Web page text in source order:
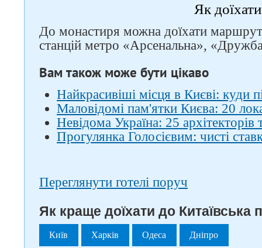
Як доїхати
До монастиря можна доїхати
станцій метро «Арсенальна»,
Вам також може бути цікаво
Найкрасивіші місця в Києві: куди
Маловідомі пам'ятки Києва: 20
Невідома Україна: 25 архітекторів
Прогулянка Голосієвим: чисті
Переглянути готелі поруч
Як краще доїхати до Китаївська
Київ Харків Одеса Дніпро